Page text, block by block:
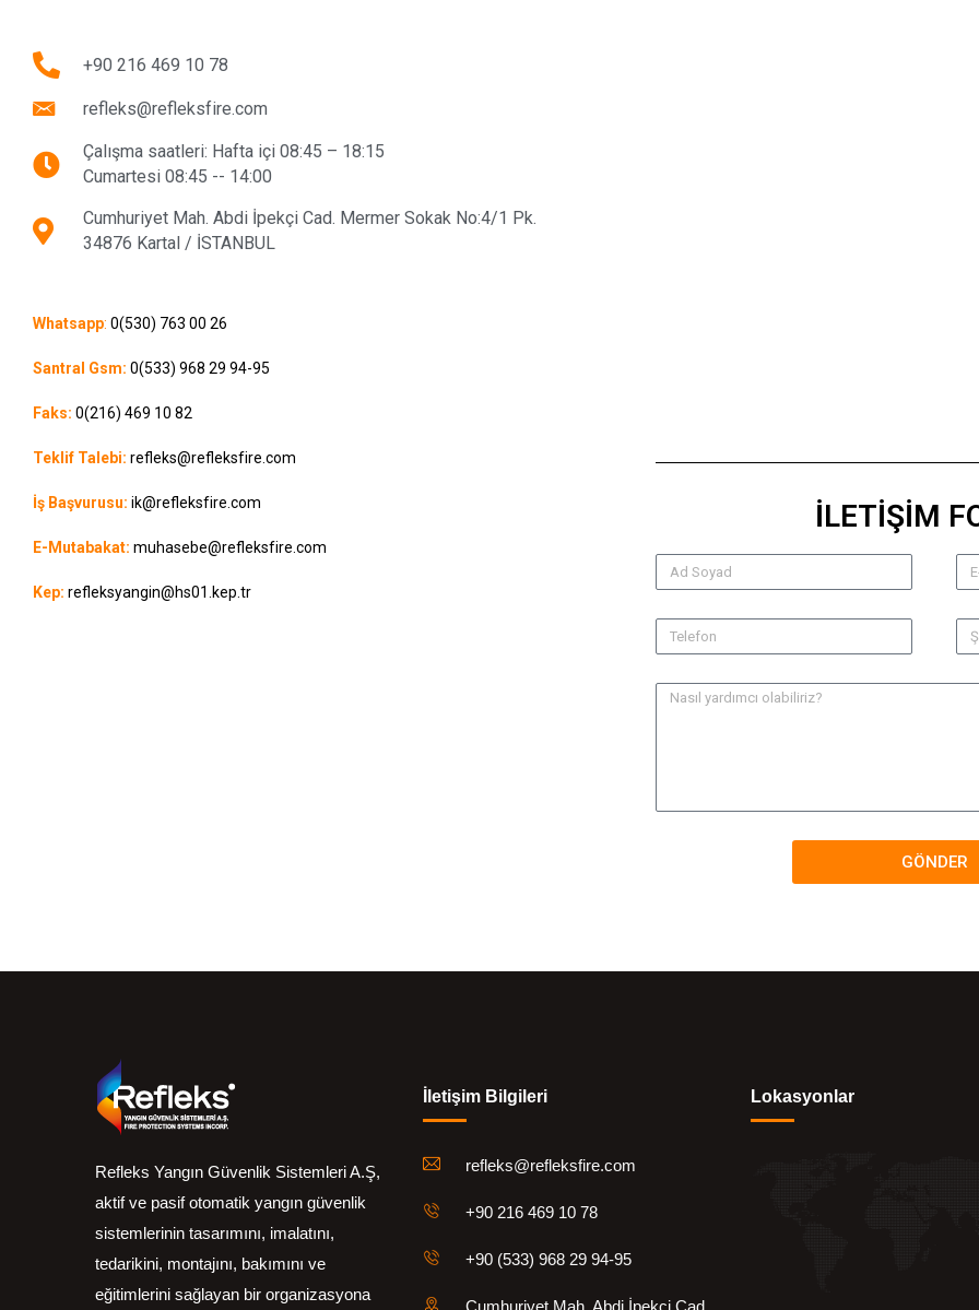
+90 216 469 10 78
refleks@refleksfire.com
Çalışma saatleri: Hafta içi 08:45 – 18:15
Cumartesi 08:45 -- 14:00
Cumhuriyet Mah. Abdi İpekçi Cad. Mermer Sokak No:4/1 Pk.
34876 Kartal / İSTANBUL
Whatsapp: 0(530) 763 00 26
Santral Gsm: 0(533) 968 29 94-95
Faks: 0(216) 469 10 82
Teklif Talebi: refleks@refleksfire.com
İş Başvurusu: ik@refleksfire.com
E-Mutabakat: muhasebe@refleksfire.com
Kep: refleksyangin@hs01.kep.tr
İLETİŞİM
GÖNDER
Refleks Yangın Güvenlik Sistemleri A.Ş,
aktif ve pasif otomatik yangın güvenlik
sistemlerinin tasarımını, imalatını,
tedarikini, montajını, bakımını ve
eğitimlerini sağlayan bir organizasyona
İletişim Bilgileri
refleks@refleksfire.com
+90 216 469 10 78
+90 (533) 968 29 94-95
Cumhuriyet Mah. Abdi İpekçi Cad.
Lokasyonlar